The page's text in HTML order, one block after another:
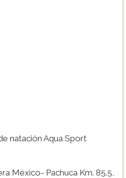
natación Aqua Sport
México- Pachuca Km. 85.5,